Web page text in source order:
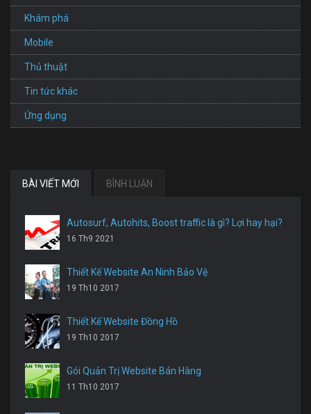
Khám phá
Mobile
Thủ thuật
Tin tức khác
Ứng dụng
BÀI VIẾT MỚI BÌNH LUẬN
Autosurf, Autohits, Boost traffic là gì? Lợi hay hại?
16 Th9 2021
Thiết Kế Website An Ninh Bảo Vệ
19 Th10 2017
Thiết Kế Website Đồng Hồ
19 Th10 2017
Gói Quản Trị Website Bán Hàng
11 Th10 2017